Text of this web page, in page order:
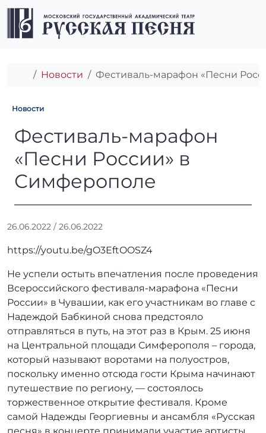
Перейти к содержимому
Перейти к футеру
Главная
Новости Фестиваль-марафон «Песни
Новости
Фестиваль-марафон
Фестиваль-марафон
«Песни России» в
Симферополе
26.06.2022 / 26.06.2022
т
р
:
r
r
a
d
m
i
n
https://youtu.be/gO3EftOOSZ4
Не успели остыть впечатления после проведения
Всероссийского фестиваля-марафона «Песни
России» в Чувашии, как его участникам во главе с
Надеждой Бабкиной снова предстояло
отправляться в путь, на этот раз в Крым. 25 июня
на Центральной площади Симферополя – города,
который называют воротами на полуостров,
поскольку именно отсюда гости Крыма начинают
путешествие по региону, — состоялось
торжественное открытие фестиваля. Кроме
самой Надежды Георгиевны и ансамбля «Русская